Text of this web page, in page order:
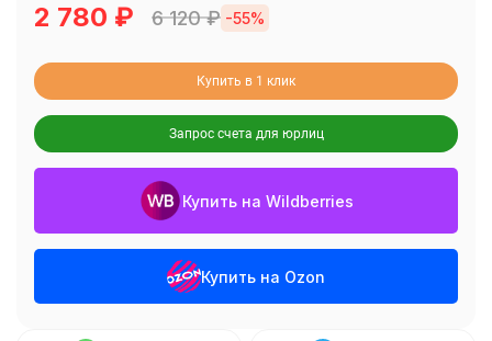
2 780 ₽ 6 120₽ -55%
Купить в 1 клик
Запрос счета для юрлиц
Купить на Wildberries
Купить на Ozon